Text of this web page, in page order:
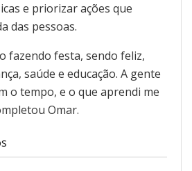
e priorizar ações que
das pessoas.
fazendo festa, sendo feliz,
saúde e educação. A gente
o tempo, e o que aprendi me
Omar.